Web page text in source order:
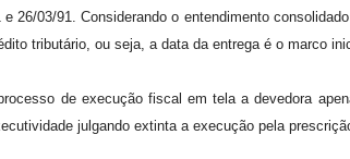
e 26/03/91. Considerando o entendimento
tributário, ou seja, a data da entrega é o marco
de execução fiscal em tela a devedora
julgando extinta a execução pela